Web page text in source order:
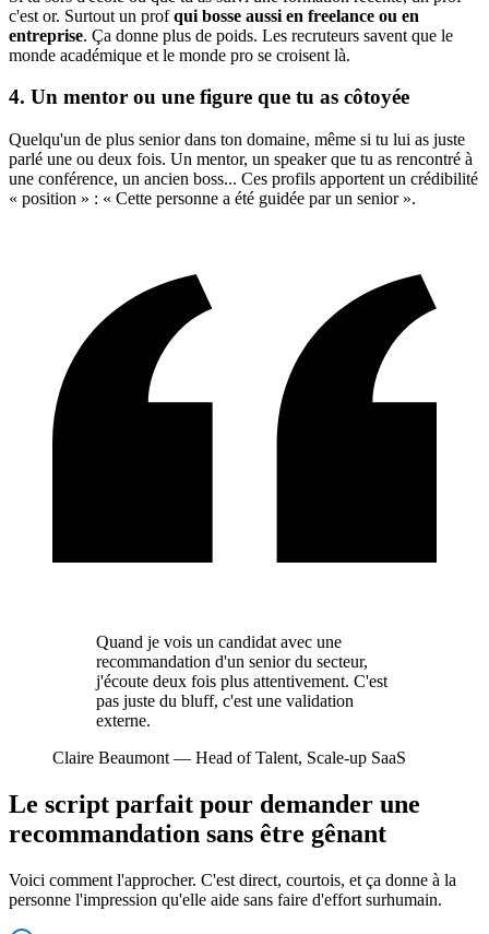
c'est or. Surtout un profqui bosse aussi en freelance ou en
entreprise. Ça donne plus de poids. Les recruteurs savent que le
monde académique et le monde pro se croisent là.
4. Un mentor ou une figure que tu as côtoyée
Quelqu'un de plus senior dans ton domaine, même si tu lui as juste
parlé une ou deux fois. Un mentor, un speaker que tu as rencontré à
une conférence, un ancien boss... Ces profils apportent un crédibilité
« position » : « Cette personne a été guidée par un senior ».
Quand je vois un candidat avec une
recommandation d'un senior du secteur,
j'écoute deux fois plus attentivement. C'est
pas juste du bluff, c'est une validation
externe.
Claire Beaumont — Head of Talent, Scale-up SaaS
Le script parfait pour demander une
recommandation sans être gênant
Voici comment l'approcher. C'est direct, courtois, et ça donne à la
personne l'impression qu'elle aide sans faire d'effort surhumain.